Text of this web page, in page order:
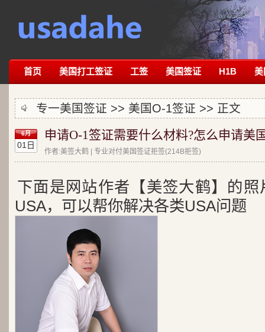
首页 美国打工签证 工签 美国签证 H1B 美
专一美国签证 >> 美国O-1签证 >> 正文
6月
01日
申请O-1签证需要什么材料?怎么申请美
作者:美签大鹤 | 专业对付美国签证拒签(214B拒签)
下面是网站作者【美签大鹤】的
USA，可以帮你解决各类USA问题